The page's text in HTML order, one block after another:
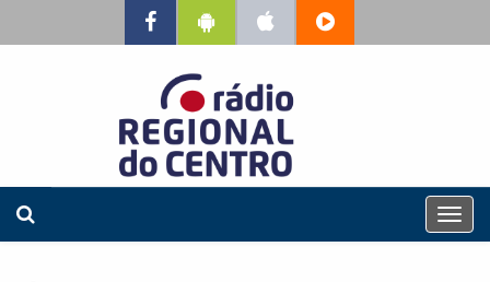
T
o